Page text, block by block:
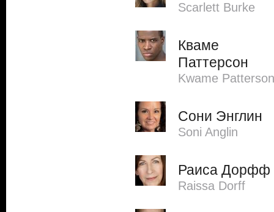
Scarlett Burke
Кваме
Паттерсон
Kwame Patterson
Сони Энглин
Soni Anglin
Раиса Дорфф
Raissa Dorff